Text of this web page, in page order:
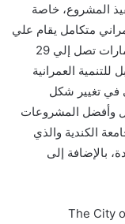
المشروع، خاصة
متكامل يقام علي
مساحة 528 فدان في مستقبل سيتي وباستثمارات تصل إلي 29
العمرانية
في تغيير شكل
وأفضل المشروعات
الكندية والذي
بالإضافة إلى
The City